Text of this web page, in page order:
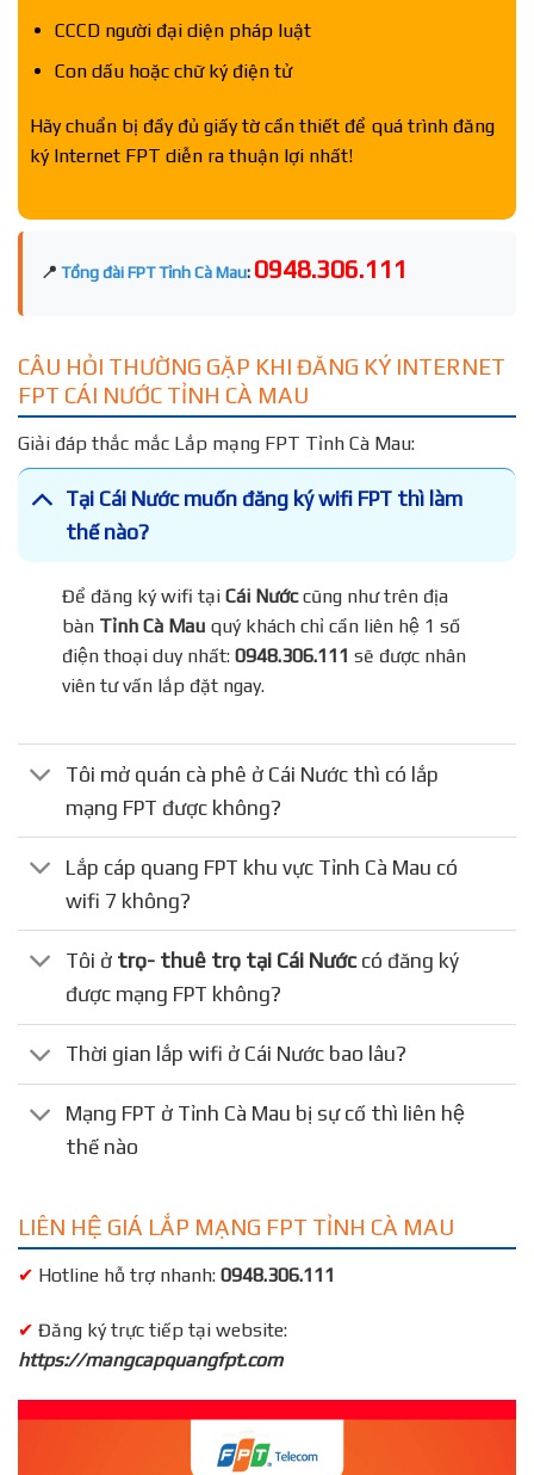
CCCD người đại diện pháp luật
Con dấu hoặc chữ ký điện tử
Hãy chuẩn bị đầy đủ giấy tờ cần thiết để quá trình đăng
ký Internet FPT diễn ra thuận lợi nhất!
📍 Tổng đài FPT Tỉnh Cà Mau: 0948.306.111
CÂU HỎI THƯỜNG GẶP KHI ĐĂNG KÝ INTERNET
FPT CÁI NƯỚC TỈNH CÀ MAU
Giải đáp thắc mắc Lắp mạng FPT Tỉnh Cà Mau:
Tại Cái Nước muốn đăng ký wifi FPT thì làm
thế nào?
Để đăng ký wifi tạiCái Nướccũng như trên địa
bànTỉnh Cà Mauquý khách chỉ cần liên hệ 1 số
điện thoại duy nhất:0948.306.111 sẽ được nhân
viên tư vấn lắp đặt ngay.
Tôi mở quán cà phê ở Cái Nước thì có lắp
mạng FPT được không?
Lắp cáp quang FPT khu vực Tỉnh Cà Mau có
wifi 7 không?
Tôi ở trọ- thuê trọ tại Cái Nướccó đăng ký
được mạng FPT không?
Thời gian lắp wifi ở Cái Nước bao lâu?
Mạng FPT ở Tỉnh Cà Mau bị sự cố thì liên hệ
thế nào
LIÊN HỆ GIÁ LẮP MẠNG FPT TỈNH CÀ MAU
✔ Hotline hỗ trợ nhanh: 0948.306.111
✔ Đăng ký trực tiếp tại website:
https://mangcapquangfpt.com